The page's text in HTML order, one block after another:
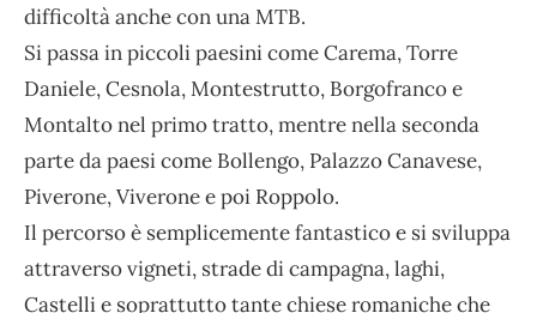
difficoltà anche con una MTB.
Si passa in piccoli paesini come Carema, Torre
Daniele, Cesnola, Montestrutto, Borgofranco e
Montalto nel primo tratto, mentre nella seconda
parte da paesi come Bollengo, Palazzo Canavese,
Piverone, Viverone e poi Roppolo.
Il percorso è semplicemente fantastico e si sviluppa
attraverso vigneti, strade di campagna, laghi,
Castelli e soprattutto tante chiese romaniche che